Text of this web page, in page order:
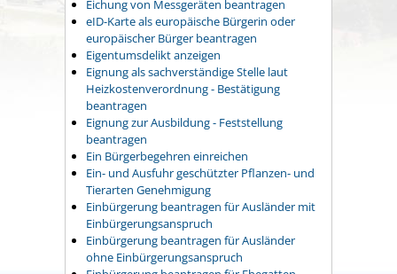
Eichung von Messgeräten beantragen
eID-Karte als europäische Bürgerin oder
europäischer Bürger beantragen
Eigentumsdelikt anzeigen
Eignung als sachverständige Stelle laut
Heizkostenverordnung - Bestätigung
beantragen
Eignung zur Ausbildung - Feststellung
beantragen
Ein Bürgerbegehren einreichen
Ein- und Ausfuhr geschützter Pflanzen- und
Tierarten Genehmigung
Einbürgerung beantragen für Ausländer mit
Einbürgerungsanspruch
Einbürgerung beantragen für Ausländer
ohne Einbürgerungsanspruch